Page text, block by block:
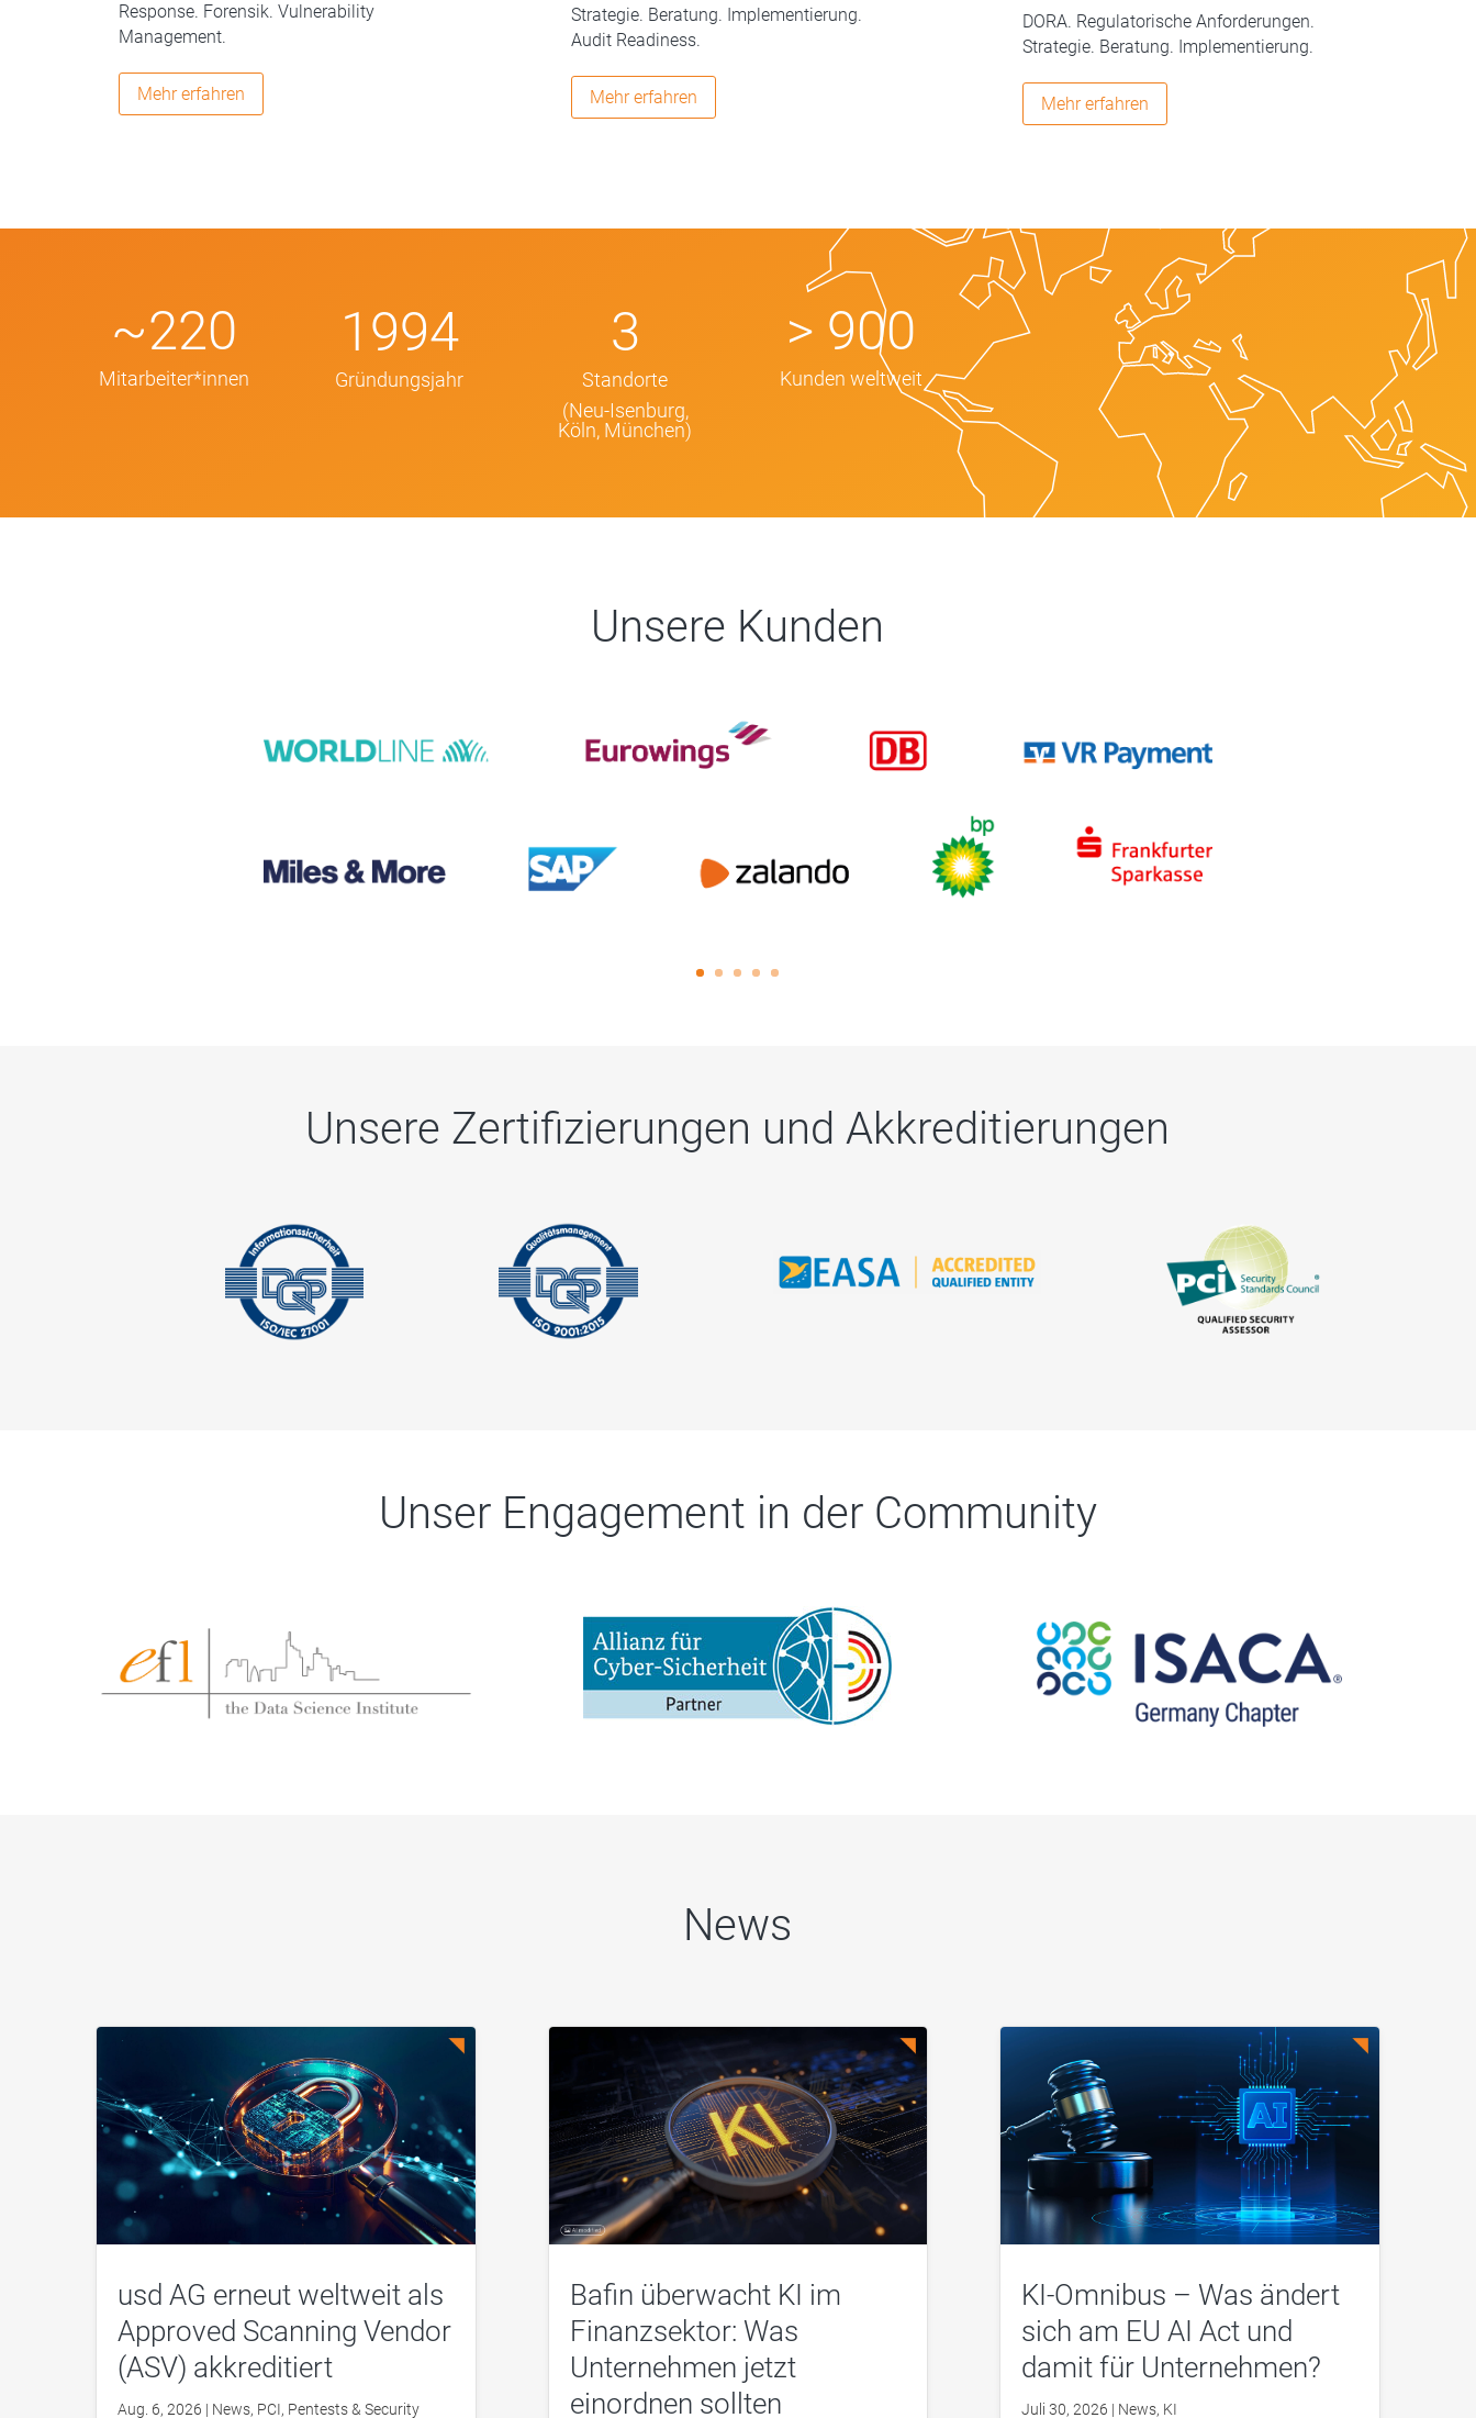
Response. Forensik. Vulnerability
Management.
Mehr erfahren
Strategie. Beratung. Implementierung.
Audit Readiness.
Mehr erfahren
DORA. Regulatorische Anforderungen.
Strategie. Beratung. Implementierung.
Mehr erfahren
~220
Mitarbeiter*innen
1994
Gründungsjahr
3
Standorte
(Neu-Isenburg,
Köln, München)
> 900
Kunden weltweit
Unsere Kunden
Unsere Zertifizierungen und Akkreditierungen
Unser Engagement in der Community
News
usd AG erneut weltweit als
Approved Scanning Vendor
(ASV) akkreditiert
Aug. 6, 2026 | News, PCI, Pentests & Security
Bafin überwacht KI im
Finanzsektor: Was
Unternehmen jetzt
einordnen sollten
KI-Omnibus – Was ändert
sich am EU AI Act und
damit für Unternehmen?
Juli 30, 2026 | News, KI